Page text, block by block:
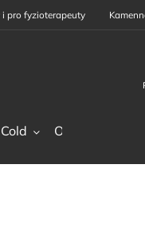
pro fyzioterapeuty
Ostatní